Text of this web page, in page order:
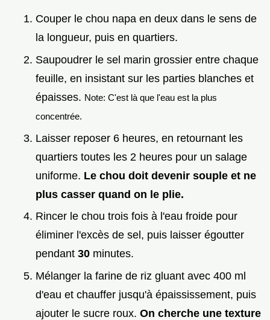
Couper le chou napa en deux dans le sens de
la longueur, puis en quartiers.
Saupoudrer le sel marin grossier entre chaque
feuille, en insistant sur les parties blanches et
épaisses. Note: C'est là que l'eau est la plus
concentrée.
Laisser reposer 6 heures, en retournant les
quartiers toutes les 2 heures pour un salage
uniforme. Le chou doit devenir souple et ne
plus casser quand on le plie.
Rincer le chou trois fois à l'eau froide pour
éliminer l'excès de sel, puis laisser égoutter
pendant 30 minutes.
Mélanger la farine de riz gluant avec 400 ml
d'eau et chauffer jusqu'à épaississement, puis
ajouter le sucre roux. On cherche une texture